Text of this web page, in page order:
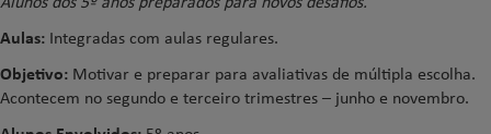
Aulas: Integradas com aulas regulares.
Objetivo: Motivar e preparar para avaliativas de múltipla escolha.
Acontecem no segundo e terceiro trimestres – junho e novembro.